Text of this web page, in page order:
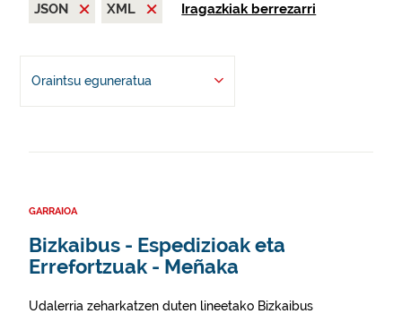
JSON
XML Iragazkiak berrezarri
Oraintsu eguneratua
GARRAIOA
Bizkaibus - Espedizioak eta
Errefortzuak - Meñaka
Udalerria zeharkatzen duten lineetako Bizkaibus